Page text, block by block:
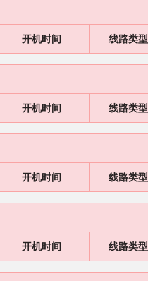
开机时间 线路类型
开机时间 线路类型
开机时间 线路类型
开机时间 线路类型